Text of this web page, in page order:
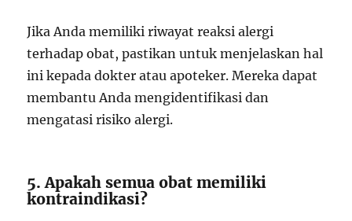
Jika Anda memiliki riwayat reaksi alergi
terhadap obat, pastikan untuk menjelaskan hal
ini kepada dokter atau apoteker. Mereka dapat
membantu Anda mengidentifikasi dan
mengatasi risiko alergi.
5. Apakah semua obat memiliki
kontraindikasi?